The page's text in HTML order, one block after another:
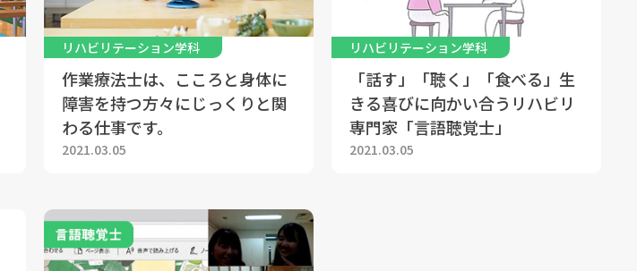
リハビリテーション学科
作業療法士は、こころと身体に
障害を持つ方々にじっくりと関
わる仕事です。
2021.03.05
リハビリテーション学科
「話す」「聴く」「食べる」生
きる喜びに向かい合うリハビリ
専門家「言語聴覚士」
2021.03.05